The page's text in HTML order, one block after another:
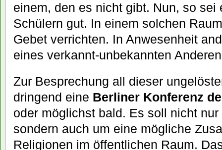
einem, den es nicht gibt. Nun, so sei
Schülern gut. In einem solchen
Gebet verrichten. In Anwesenheit
eines verkannt-unbekannten
Zur Besprechung all dieser
dringend eine Berliner Konferenz
oder möglichst bald. Es soll nicht
sondern auch um eine mögliche
Religionen im öffentlichen Raum.